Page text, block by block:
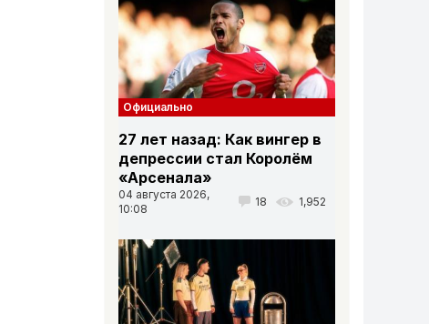
Официально
27 лет назад: Как вингер в
депрессии стал Королём
«Арсенала»
04 августа 2026,
10:08
18 1,952